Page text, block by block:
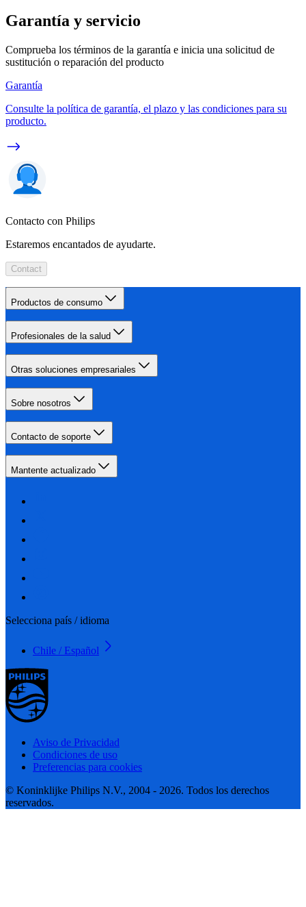
Garantía y servicio
Comprueba los términos de la garantía e inicia una solicitud de
sustitución o reparación del producto
Garantía
Consulte la política de garantía, el plazo y las condiciones para su
producto.
Contacto con Philips
Estaremos encantados de ayudarte.
Contact
Productos de consumo
Profesionales de la salud
Otras soluciones empresariales
Sobre nosotros
Contacto de soporte
Mantente actualizado
Selecciona país / idioma
Chile / Español
Aviso de Privacidad
Condiciones de uso
Preferencias para cookies
© Koninklijke Philips N.V., 2004 - 2026. Todos los derechos
reservados.